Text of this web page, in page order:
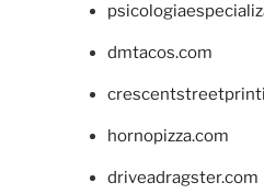
dmtacos.com
hornopizza.com
driveadragster.com